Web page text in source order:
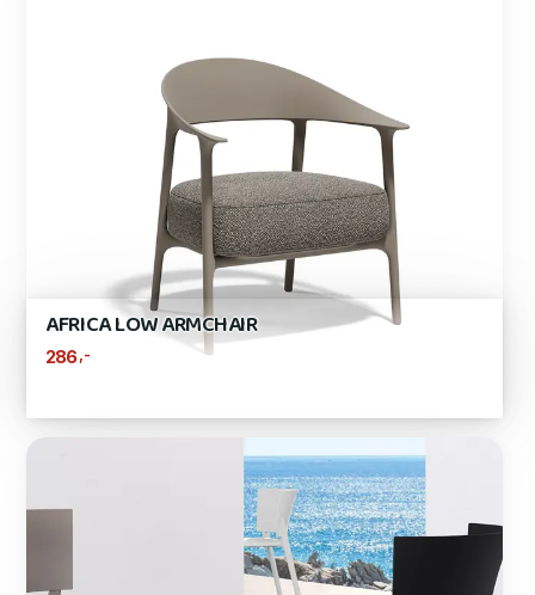
AFRICA LOW ARMCHAIR
286,-